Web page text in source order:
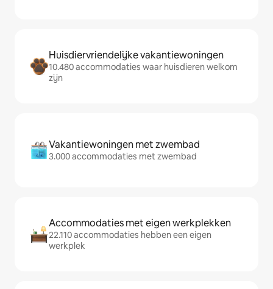
Huisdiervriendelijke vakantiewoningen
10.480 accommodaties waar huisdieren welkom
zijn
Vakantiewoningen met zwembad
3.000 accommodaties met zwembad
Accommodaties met eigen werkplekken
22.110 accommodaties hebben een eigen
werkplek